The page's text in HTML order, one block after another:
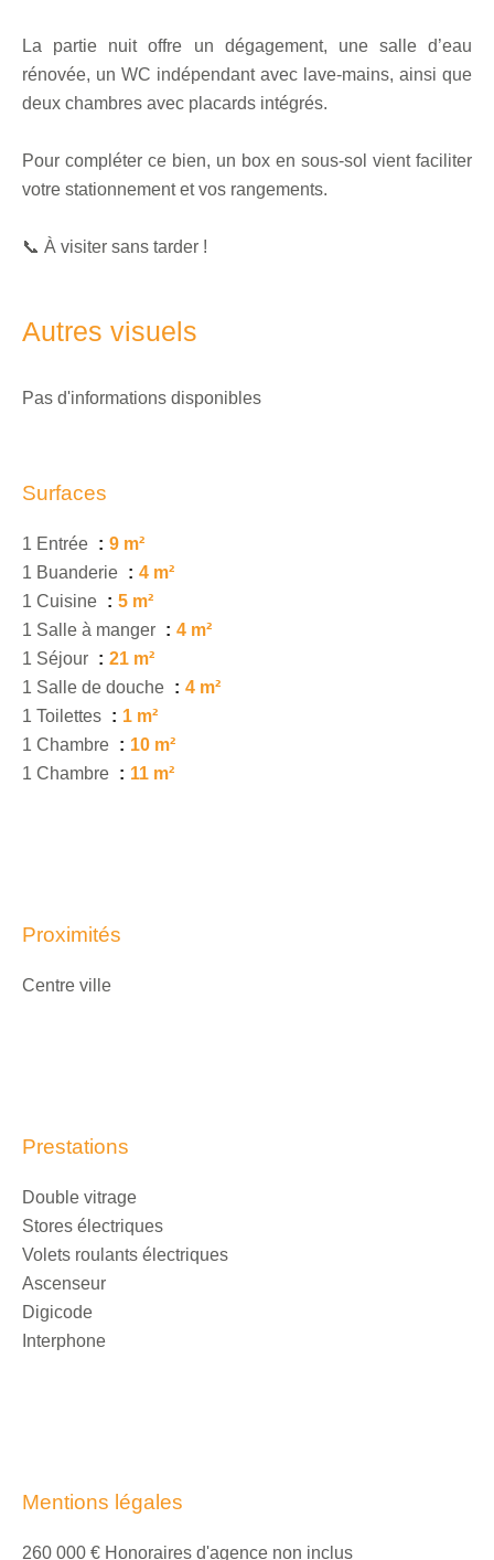
La partie nuit offre un dégagement, une salle d’eau
rénovée, un WC indépendant avec lave-mains, ainsi que
deux chambres avec placards intégrés.
Pour compléter ce bien, un box en sous-sol vient faciliter
votre stationnement et vos rangements.
📞 À visiter sans tarder !
Autres visuels
Pas d'informations disponibles
Surfaces
1 Entrée
9 m²
1 Buanderie
4 m²
1 Cuisine
5 m²
1 Salle à manger
4 m²
1 Séjour
21 m²
1 Salle de douche
4 m²
1 Toilettes
1 m²
1 Chambre
10 m²
1 Chambre
11 m²
Proximités
Centre ville
Prestations
Double vitrage
Stores électriques
Volets roulants électriques
Ascenseur
Digicode
Interphone
Mentions légales
260 000 € Honoraires d'agence non inclus